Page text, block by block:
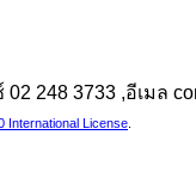
248 3733 ,อีเมล
International License